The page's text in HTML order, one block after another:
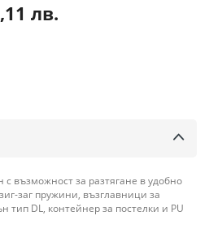
лв.
възможност за разтягане в удобно
заг пружини, възглавници за
тип DL, контейнер за постелки и РU